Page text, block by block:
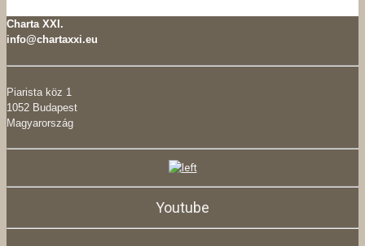
Charta XXI.
info@chartaxxi.eu
Piarista köz 1
1052 Budapest
Magyarország
Youtube